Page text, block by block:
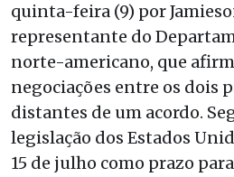
quinta-feira (9) por
representante do
norte-americano, que
negociações entre os dois
distantes de um acordo.
legislação dos Estados
15 de julho como prazo